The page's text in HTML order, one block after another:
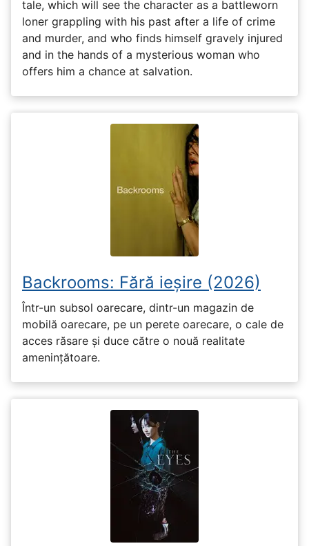
tale, which will see the character as a battleworn
loner grappling with his past after a life of crime
and murder, and who finds himself gravely injured
and in the hands of a mysterious woman who
offers him a chance at salvation.
Backrooms: Fără ieșire (2026)
Într-un subsol oarecare, dintr-un magazin de
mobilă oarecare, pe un perete oarecare, o cale de
acces răsare și duce către o nouă realitate
amenințătoare.